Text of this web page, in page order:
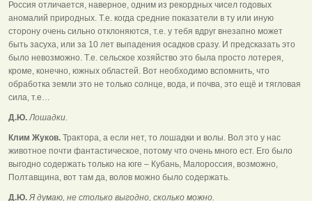
Россия отличается, наверное, одним из рекордных чисел годовых
аномалий природных. Т.е. когда средние показатели в ту или иную
сторону очень сильно отклоняются, т.е. у тебя вдруг внезапно может
быть засуха, или за 10 лет выпадения осадков сразу. И предсказать это
было невозможно. Т.е. сельское хозяйство это была просто лотерея,
кроме, конечно, южных областей. Вот необходимо вспомнить, что
обработка земли это не только солнце, вода, и почва, это ещё и тягловая
сила, т.е…
Д.Ю.Лошадки.
Клим Жуков. Трактора, а если нет, то лошадки и волы. Вол это у нас
животное почти фантастическое, потому что очень много ест. Его было
выгодно содержать только на юге – Кубань, Малороссия, возможно,
Полтавщина, вот там да, волов можно было содержать.
Д.Ю.Я думаю, не столько выгодно, сколько можно.